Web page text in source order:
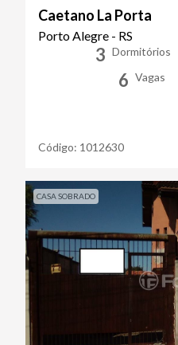
Caetano La Porta
Porto Alegre - RS
3 Dormitórios
6 Vagas
Código: 1012630
CASA SOBRADO